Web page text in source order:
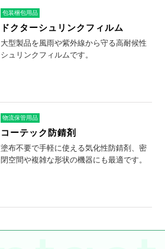
包装梱包用品
ドクターシュリンクフィルム
大型製品を風雨や紫外線から守る高耐候性
シュリンクフィルムです。
物流保管用品
コーテック防錆剤
塗布不要で手軽に使える気化性防錆剤、密
閉空間や複雑な形状の機器にも最適です。